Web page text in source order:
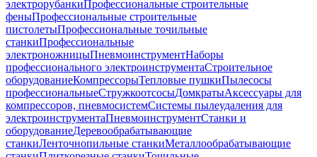
электрорубанкиПрофессиональные строительные
феныПрофессиональные строительные
пистолетыПрофессиональные точильные
станкиПрофессиональные
электроножницыПневмоинструментНаборы
профессионального электроинструментаСтроительное
оборудованиеКомпрессорыТепловые пушкиПылесосы
профессиональныеСтружкоотсосыДомкратыАксессуары для
компрессоров, пневмосистемСистемы пылеудаления для
электроинструментаПневмоинструментСтанки и
оборудованиеДеревообрабатывающие
станкиЛенточнопильные станкиМеталлообрабатывающие